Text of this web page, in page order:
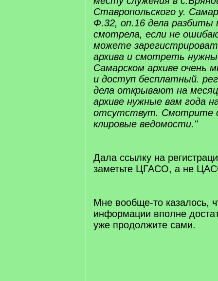
Ставропольского у.
Ф.32, оп.16 дела разбиты
смотрела, если не
можете
архива и смотреть
Самарском архиве очень
и доступ бесплатный.
дела открывают на
архиве нужные вам года
отсутствут. Смотрите
клировые ведомости."
Дала ссылку на
заметьте ЦГАСО, а не
Мне вообще-то казалось,
информации вполне
уже продолжите сами.